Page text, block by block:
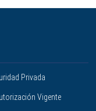
Privada
Vigente